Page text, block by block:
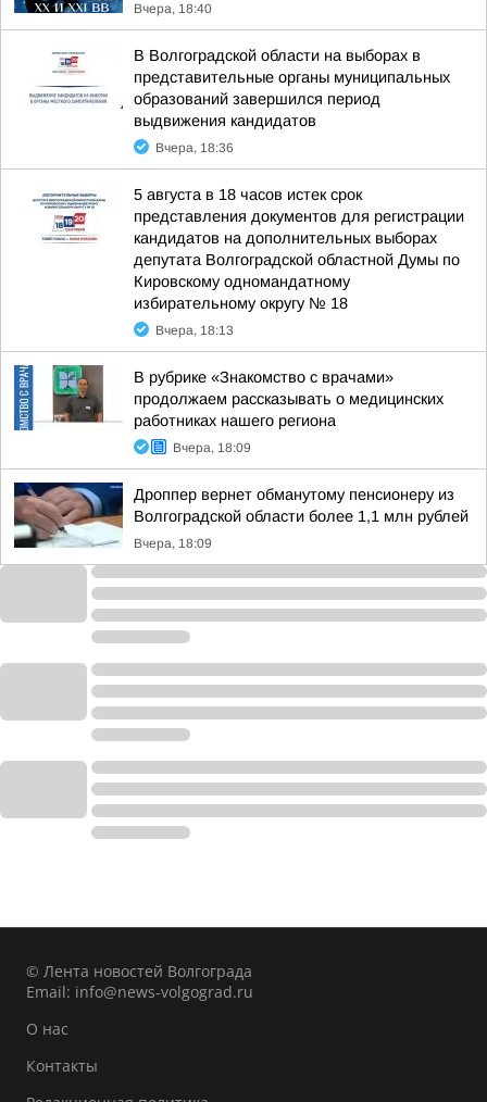
Вчера, 18:40
В Волгоградской области на выборах в
представительные органы муниципальных
образований завершился период
выдвижения кандидатов
Вчера, 18:36
5 августа в 18 часов истек срок
представления документов для регистрации
кандидатов на дополнительных выборах
депутата Волгоградской областной Думы по
Кировскому одномандатному
избирательному округу № 18
Вчера, 18:13
В рубрике «Знакомство с врачами»
продолжаем рассказывать о медицинских
работниках нашего региона
Вчера, 18:09
Дроппер вернет обманутому пенсионеру из
Волгоградской области более 1,1 млн рублей
Вчера, 18:09
© Лента новостей Волгограда
Email: info@news-volgograd.ru
О нас
Контакты